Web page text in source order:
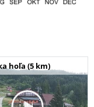
hoľa (5 km)